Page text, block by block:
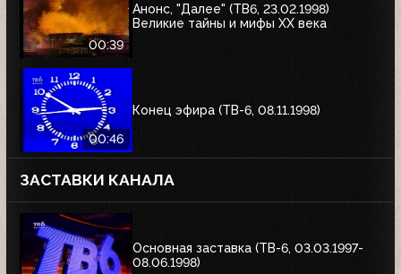
00:39
Анонс, "Далее" (ТВ6, 23.02.1998)
Великие тайны и мифы XX века
00:46
Конец эфира (ТВ-6, 08.11.1998)
ЗАСТАВКИ КАНАЛА
Основная заставка (ТВ-6, 03.03.1997-
08.06.1998)